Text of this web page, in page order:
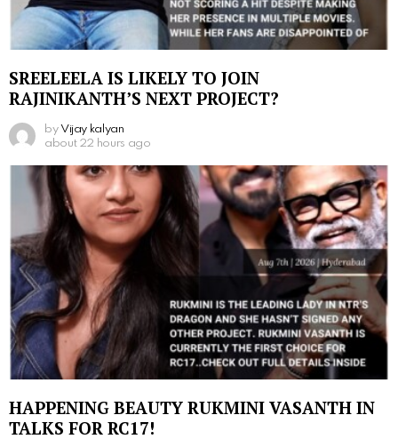
SREELEELA IS LIKELY TO JOIN
RAJINIKANTH’S NEXT PROJECT?
by Vijay kalyan
about 22 hours ago
HAPPENING BEAUTY RUKMINI VASANTH IN
TALKS FOR RC17!